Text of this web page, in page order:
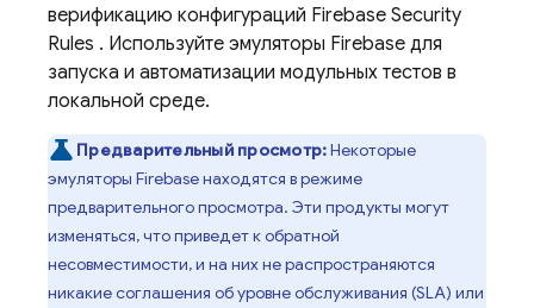
верификацию конфигураций Firebase Security
Rules . Используйте эмуляторы Firebase для
запуска и автоматизации модульных тестов в
локальной среде.
Предварительный просмотр:Некоторые
эмуляторы Firebase находятся в режиме
предварительного просмотра. Эти продукты могут
изменяться, что приведет к обратной
несовместимости, и на них не распространяются
никакие соглашения об уровне обслуживания (SLA) или